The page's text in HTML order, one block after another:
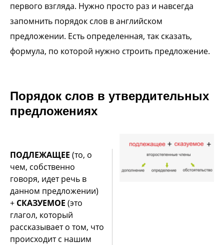
первого взгляда. Нужно просто раз и навсегда
запомнить порядок слов в английском
предложении. Есть определенная, так сказать,
формула, по которой нужно строить предложение.
Порядок слов в утвердительных
предложениях
ПОДЛЕЖАЩЕЕ (то, о
чем, собственно
говоря, идет речь в
данном предложении)
+ СКАЗУЕМОЕ (это
глагол, который
рассказывает о том, что
происходит с нашим